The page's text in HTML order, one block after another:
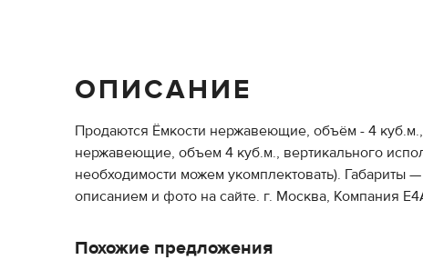
ОПИСАНИЕ
Продаются Ёмкости нержавеющие, объём - 4
нержавеющие, объем 4 куб.м., вертикального
необходимости можем укомплектовать).
описанием и фото на сайте. г. Москва, Компания
Похожие предложения